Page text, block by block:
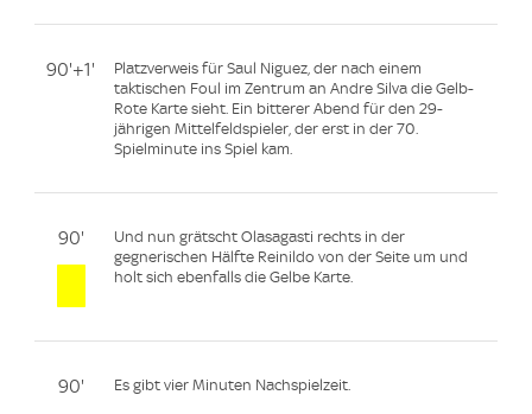
90'+1'
Platzverweis für Saul Niguez, der nach einem
taktischen Foul im Zentrum an Andre Silva die Gelb-
Rote Karte sieht. Ein bitterer Abend für den 29-
jährigen Mittelfeldspieler, der erst in der 70.
Spielminute ins Spiel kam.
90'
Und nun grätscht Olasagasti rechts in der
gegnerischen Hälfte Reinildo von der Seite um und
holt sich ebenfalls die Gelbe Karte.
90' Es gibt vier Minuten Nachspielzeit.